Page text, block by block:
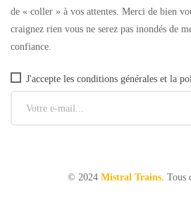
de « coller » à vos attentes. Merci de bien
craignez rien vous ne serez pas inondés de
confiance.
J'accepte les conditions générales et la
© 2024 Mistral Trains. Tous